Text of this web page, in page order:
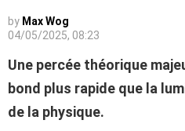
by Max Wog
04/05/2025, 08:23
Une percée théorique
bond plus rapide que la
de la physique.